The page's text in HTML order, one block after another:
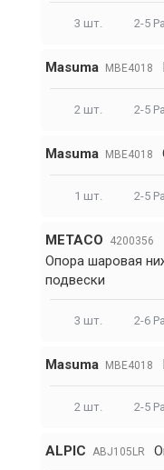
3 шт. 2-5
Masuma MBE4018
2 шт. 2-5
Masuma MBE4018
1 шт. 2-5
METACO 4200356
Опора шаровая
подвески
3 шт. 2-6
Masuma MBE4018
2 шт. 2-5
ALPIC ABJ105LR